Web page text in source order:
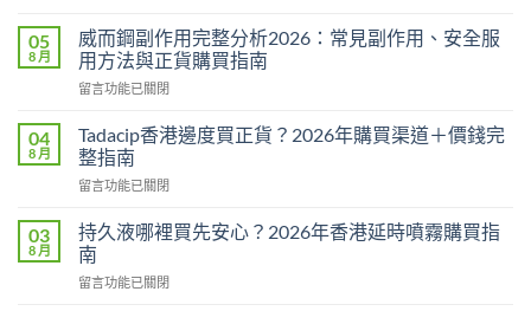
馬
糖
Hamer
效
真
相：
有
用
是
心
作
05
8 月
威而鋼副作用完整分析2026：常見副作用、安全服
用方法與正貨購買指南
在
而
鋼
副
作
完
整
分
析
留言功能已關閉
04
8 月
Tadacip香港邊度買正貨？2026年購買渠道＋價錢完
整指南
在
香
港
邊
度
留言功能已關閉
03
8 月
持久液哪裡買先安心？2026年香港延時噴霧購買指
南
在
留言功能已關閉